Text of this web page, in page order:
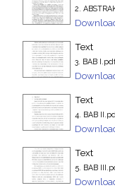
2.
Text
3. BAB
Text
4. BAB
Text
5. BAB